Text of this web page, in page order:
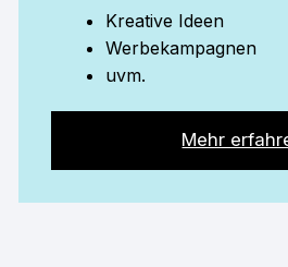
Kreative Ideen
Werbekampagnen
uvm.
Mehr